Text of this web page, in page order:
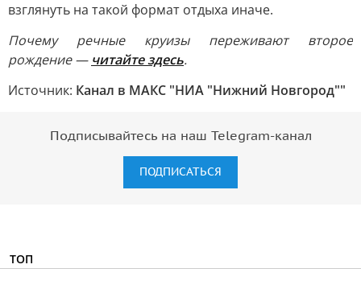
взглянуть на такой формат отдыха иначе.
Почему речные круизы переживают второе
рождение — читайте здесь.
Источник: Канал в МАКС "НИА "Нижний Новгород""
Подписывайтесь на наш Telegram-канал
ПОДПИСАТЬСЯ
ТОП